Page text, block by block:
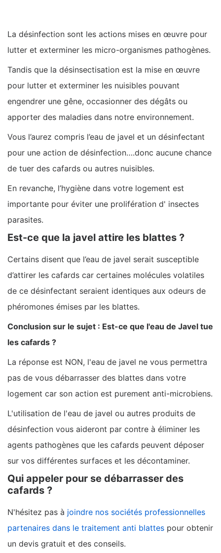
La désinfection sont les actions mises en œuvre pour
lutter et exterminer les micro-organismes pathogènes.
Tandis que la désinsectisation est la mise en œuvre
pour lutter et exterminer les nuisibles pouvant
engendrer une gêne, occasionner des dégâts ou
apporter des maladies dans notre environnement.
Vous l’aurez compris l’eau de javel et un désinfectant
pour une action de désinfection….donc aucune chance
de tuer des cafards ou autres nuisibles.
En revanche, l’hygiène dans votre logement est
importante pour éviter une prolifération d' insectes
parasites.
Est-ce que la javel attire les blattes ?
Certains disent que l’eau de javel serait susceptible
d’attirer les cafards car certaines molécules volatiles
de ce désinfectant seraient identiques aux odeurs de
phéromones émises par les blattes.
Conclusion sur le sujet : Est-ce que l'eau de Javel tue
les cafards ?
La réponse est NON, l'eau de javel ne vous permettra
pas de vous débarrasser des blattes dans votre
logement car son action est purement anti-microbiens.
L'utilisation de l'eau de javel ou autres produits de
désinfection vous aideront par contre à éliminer les
agents pathogènes que les cafards peuvent déposer
sur vos différentes surfaces et les décontaminer.
Qui appeler pour se débarrasser des
cafards ?
N'hésitez pas à joindre nos sociétés professionnelles
partenaires dans le traitement anti blattes pour obtenir
un devis gratuit et des conseils.